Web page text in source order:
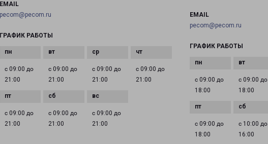
EMAIL
pecom@pecom.ru
ГРАФИК РАБОТЫ
с 09:00 до
21:00
с 09:00 до
21:00
с 09:00 до
21:00
с 09:00 до
21:00
с 09:00 до
21:00
с 09:00 до
21:00
с 09:00 до
21:00
EMAIL
pecom@pecom.ru
ГРАФИК РАБОТЫ
с 09:00 до
18:00
с 09:00 до
18:00
с 09:00 до
18:00
с 10:00 до
16:00